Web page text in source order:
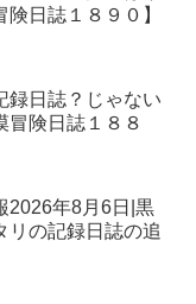
日誌１８９０】
録日誌？じゃない
険日誌１８８
2026年8月6日|黒
リの記録日誌の追